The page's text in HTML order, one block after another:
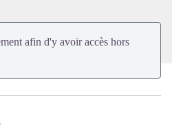
afin d'y avoir accès hors